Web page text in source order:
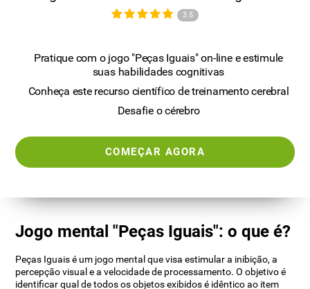
3.5
Pratique com o jogo "Peças Iguais" on-line e estimule
suas habilidades cognitivas
Conheça este recurso científico de treinamento cerebral
Desafie o cérebro
COMEÇAR AGORA
Jogo mental "Peças Iguais": o que é?
Peças Iguais é um jogo mental que visa estimular a inibição, a
percepção visual e a velocidade de processamento. O objetivo é
identificar qual de todos os objetos exibidos é idêntico ao item